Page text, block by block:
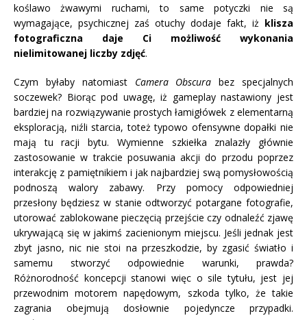
koślawo żwawymi ruchami, to same potyczki nie są
wymagające, psychicznej zaś otuchy dodaje fakt, iż klisza
fotograficzna daje Ci możliwość wykonania
nielimitowanej liczby zdjęć.
Czym byłaby natomiast Camera Obscura bez specjalnych
soczewek? Biorąc pod uwagę, iż gameplay nastawiony jest
bardziej na rozwiązywanie prostych łamigłówek z elementarną
eksploracją, niźli starcia, toteż typowo ofensywne dopałki nie
mają tu racji bytu. Wymienne szkiełka znalazły głównie
zastosowanie w trakcie posuwania akcji do przodu poprzez
interakcję z pamiętnikiem i jak najbardziej swą pomysłowością
podnoszą walory zabawy. Przy pomocy odpowiedniej
przesłony będziesz w stanie odtworzyć potargane fotografie,
utorować zablokowane pieczęcią przejście czy odnaleźć zjawę
ukrywającą się w jakimś zacienionym miejscu. Jeśli jednak jest
zbyt jasno, nic nie stoi na przeszkodzie, by zgasić światło i
samemu stworzyć odpowiednie warunki, prawda?
Różnorodność koncepcji stanowi więc o sile tytułu, jest jej
przewodnim motorem napędowym, szkoda tylko, że takie
zagrania obejmują dosłownie pojedyncze przypadki.